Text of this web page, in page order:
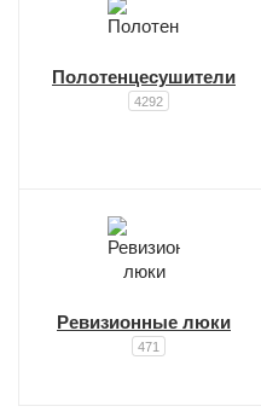
Полотенцесушители
4292
Ревизионные люки
471